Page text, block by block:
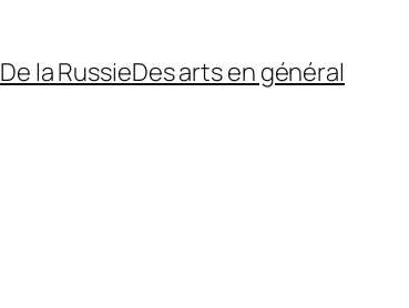
De la RussieDes arts en général